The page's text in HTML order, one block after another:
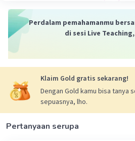
Beri Rating · 0
Perdalam pemahamanmu
di sesi Live Teaching,
Klaim Gold gratis sekarang!
Dengan Gold kamu bisa tanya
sepuasnya, lho.
Pertanyaan serupa